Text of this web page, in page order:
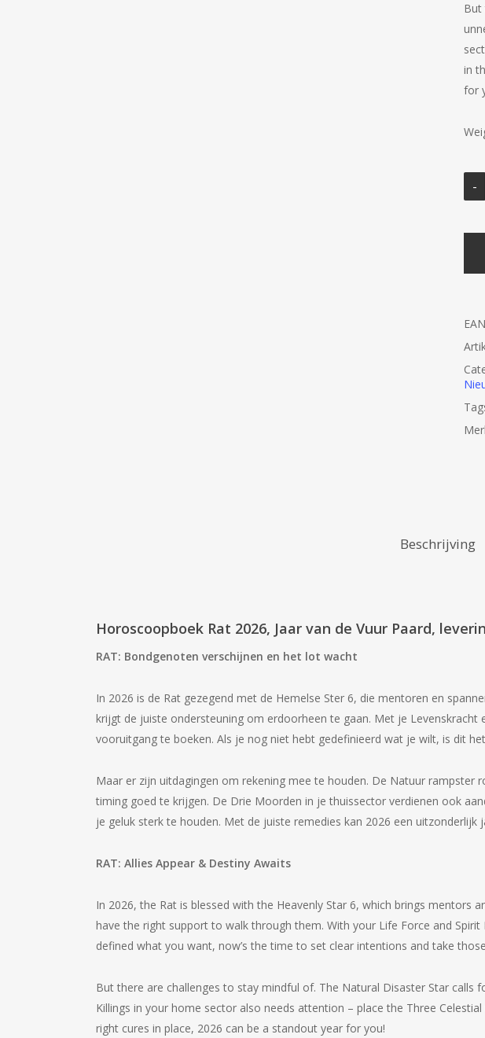
But
in
for
Beschrijving
Horoscoopboek Rat 2026, Jaar van de Vuur Paard,
RAT: Bondgenoten verschijnen en het lot wacht
In 2026 is de Rat gezegend met de Hemelse Ster 6, die mentoren en
krijgt de juiste ondersteuning om erdoorheen te gaan. Met je
vooruitgang te boeken. Als je nog niet hebt gedefinieerd wat je wilt, is dit
Maar er zijn uitdagingen om rekening mee te houden. De Natuur
timing goed te krijgen. De Drie Moorden in je thuissector verdienen ook
je geluk sterk te houden. Met de juiste remedies kan 2026 een uitzonderlijk
RAT: Allies Appear & Destiny Awaits
In 2026, the Rat is blessed with the Heavenly Star 6, which brings
have the right support to walk through them. With your Life Force and
defined what you want, now’s the time to set clear intentions and take
But there are challenges to stay mindful of. The Natural Disaster Star
Killings in your home sector also needs attention – place the Three
right cures in place, 2026 can be a standout year for you!